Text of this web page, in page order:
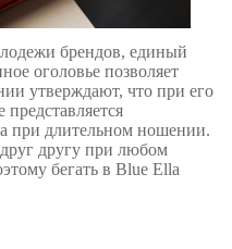
брендов, единый
оголовье позволяет
утверждают, что при его
при длительном ношении.
другу при любом
бегать в Blue Ella